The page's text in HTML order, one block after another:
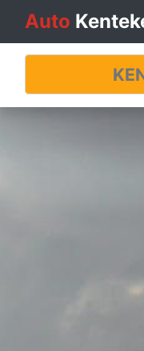
Auto